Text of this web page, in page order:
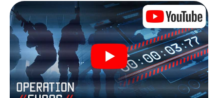
Anders dan in een klassieke escaperoom in Bad Camberg
zit je niet opgesloten in een kamer waaruit je jezelf binnen
een bepaald tijdvenster moet bevrijden. Met deze
speurtocht met een smartphone wordt heel Bad
Camberg jouw speelveld! De technische voorwaarden
voor jouw avontuur in Bad Camberg zijn een smartphone
en toegang tot het mobiel internet. Met één klik krijg jij
toegang tot onze app. Je hoeft niets te installeren om
door interactieve video's, lastige minigames of andere
functies in de actie te worden getrokken.